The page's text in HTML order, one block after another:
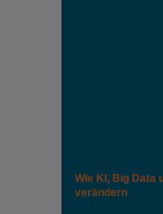
Wie KI, Big Data
verändern